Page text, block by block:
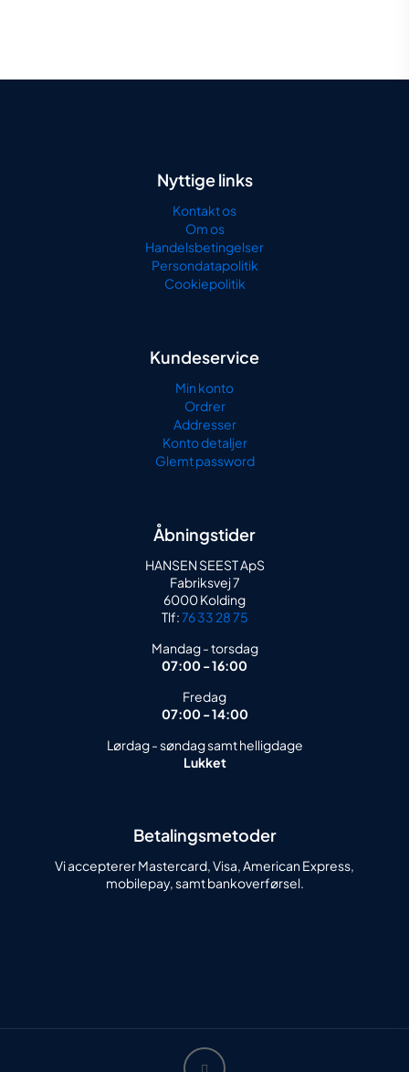
Nyttige links
Kontakt os
Om os
Handelsbetingelser
Persondatapolitik
Cookiepolitik
Kundeservice
Min konto
Ordrer
Addresser
Konto detaljer
Glemt password
Åbningstider
HANSEN SEEST ApS
Fabriksvej 7
6000 Kolding
Tlf:76 33 28 75
Mandag - torsdag
07:00 - 16:00
Fredag
07:00 - 14:00
Lørdag - søndag samt helligdage
Lukket
Betalingsmetoder
Vi accepterer Mastercard, Visa, American Express,
mobilepay, samt bankoverførsel.